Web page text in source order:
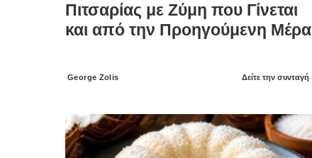
Πιτσαρίας με Ζύμη που Γίνεται
και από την Προηγούμενη Μέρα
Posted
George Zolis Δείτε την συνταγή